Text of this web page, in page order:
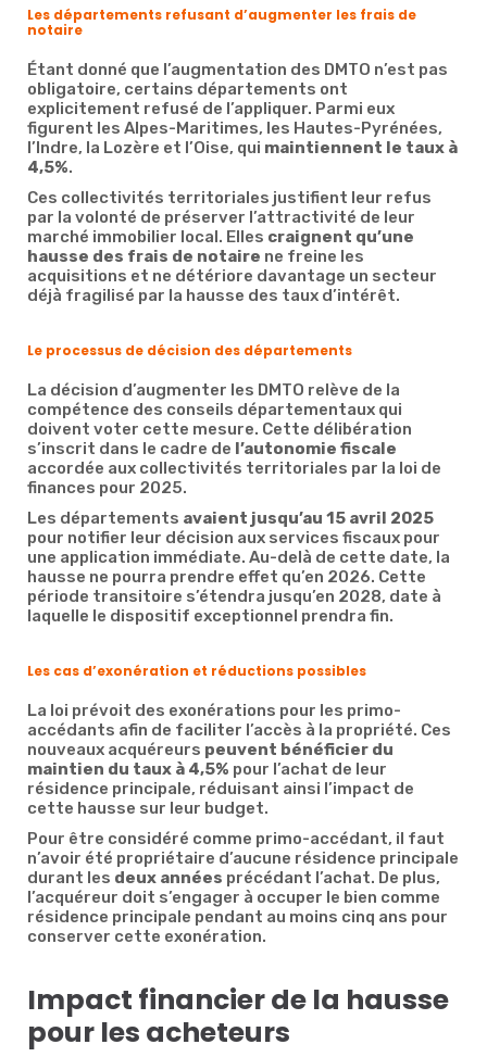
Les départements refusant d’augmenter les frais de
notaire
Étant donné que l’augmentation des DMTO n’est pas
obligatoire, certains départements ont
explicitement refusé de l’appliquer. Parmi eux
figurent les Alpes-Maritimes, les Hautes-Pyrénées,
l’Indre, la Lozère et l’Oise, qui maintiennent le taux à
4,5%.
Ces collectivités territoriales justifient leur refus
par la volonté de préserver l’attractivité de leur
marché immobilier local. Elles craignent qu’une
hausse des frais de notaire ne freine les
acquisitions et ne détériore davantage un secteur
déjà fragilisé par la hausse des taux d’intérêt.
Le processus de décision des départements
La décision d’augmenter les DMTO relève de la
compétence des conseils départementaux qui
doivent voter cette mesure. Cette délibération
s’inscrit dans le cadre de l’autonomie fiscale
accordée aux collectivités territoriales par la loi de
finances pour 2025.
Les départements avaient jusqu’au 15 avril 2025
pour notifier leur décision aux services fiscaux pour
une application immédiate. Au-delà de cette date, la
hausse ne pourra prendre effet qu’en 2026. Cette
période transitoire s’étendra jusqu’en 2028, date à
laquelle le dispositif exceptionnel prendra fin.
Les cas d’exonération et réductions possibles
La loi prévoit des exonérations pour les primo-
accédants afin de faciliter l’accès à la propriété. Ces
nouveaux acquéreurs peuvent bénéficier du
maintien du taux à 4,5% pour l’achat de leur
résidence principale, réduisant ainsi l’impact de
cette hausse sur leur budget.
Pour être considéré comme primo-accédant, il faut
n’avoir été propriétaire d’aucune résidence principale
durant les deux années précédant l’achat. De plus,
l’acquéreur doit s’engager à occuper le bien comme
résidence principale pendant au moins cinq ans pour
conserver cette exonération.
Impact financier de la hausse
pour les acheteurs